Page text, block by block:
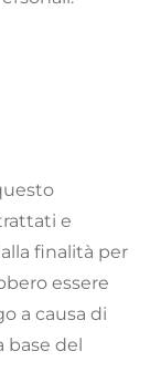
e
finalità per
essere
a causa di
del